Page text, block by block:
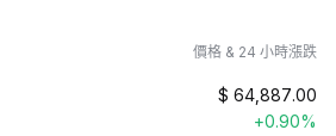
價格 & 24 小時漲跌
$ 64,887.00
+0.90%